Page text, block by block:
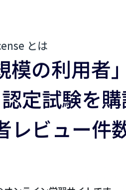
とは
模の利用者」
認定試験を
レビュー件数